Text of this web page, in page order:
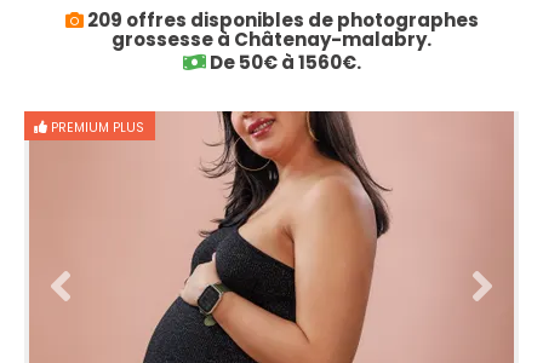
209 offres disponibles de photographes
grossesse à Châtenay-malabry.
De 50€ à 1560€.
PREMIUM PLUS